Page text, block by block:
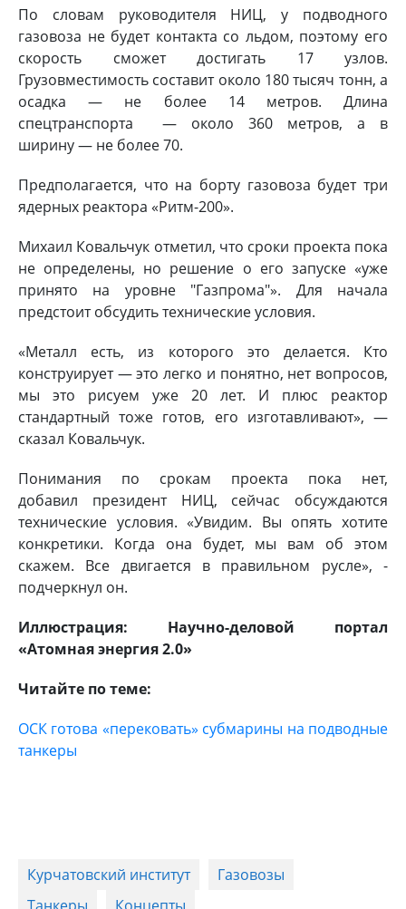
По словам руководителя НИЦ, у подводного
газовоза не будет контакта со льдом, поэтому его
скорость сможет достигать 17 узлов.
Грузовместимость составит около 180 тысяч тонн, а
осадка — не более 14 метров. Длина
спецтранспорта — около 360 метров, а в
ширину — не более 70.
Предполагается, что на борту газовоза будет три
ядерных реактора «Ритм-200».
Михаил Ковальчук отметил, что сроки проекта пока
не определены, но решение о его запуске «уже
принято на уровне "Газпрома"». Для начала
предстоит обсудить технические условия.
«Металл есть, из которого это делается. Кто
конструирует — это легко и понятно, нет вопросов,
мы это рисуем уже 20 лет. И плюс реактор
стандартный тоже готов, его изготавливают», —
сказал Ковальчук.
Понимания по срокам проекта пока нет,
добавил президент НИЦ, сейчас обсуждаются
технические условия. «Увидим. Вы опять хотите
конкретики. Когда она будет, мы вам об этом
скажем. Все двигается в правильном русле», -
подчеркнул он.
Иллюстрация: Научно-деловой портал
«Атомная энергия 2.0»
Читайте по теме:
ОСК готова «перековать» субмарины на подводные
танкеры
Курчатовский институт
Газовозы